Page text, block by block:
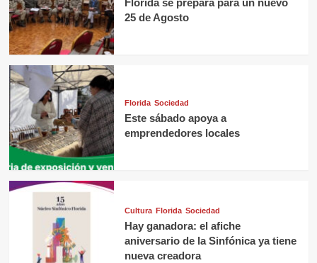
25 de Agosto
Florida Sociedad
Este sábado apoya a
emprendedores locales
Cultura Florida Sociedad
Hay ganadora: el afiche
aniversario de la Sinfónica ya tiene
nueva creadora